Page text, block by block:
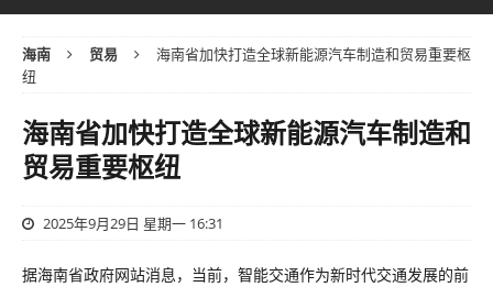
海南 贸易
海南省加快打造全球新能源汽车制造和贸易重要枢
纽
海南省加快打造全球新能源汽车制造和
贸易重要枢纽
2025年9月29日 星期一 16:31
据海南省政府网站消息，当前，智能交通作为新时代交通发展的前